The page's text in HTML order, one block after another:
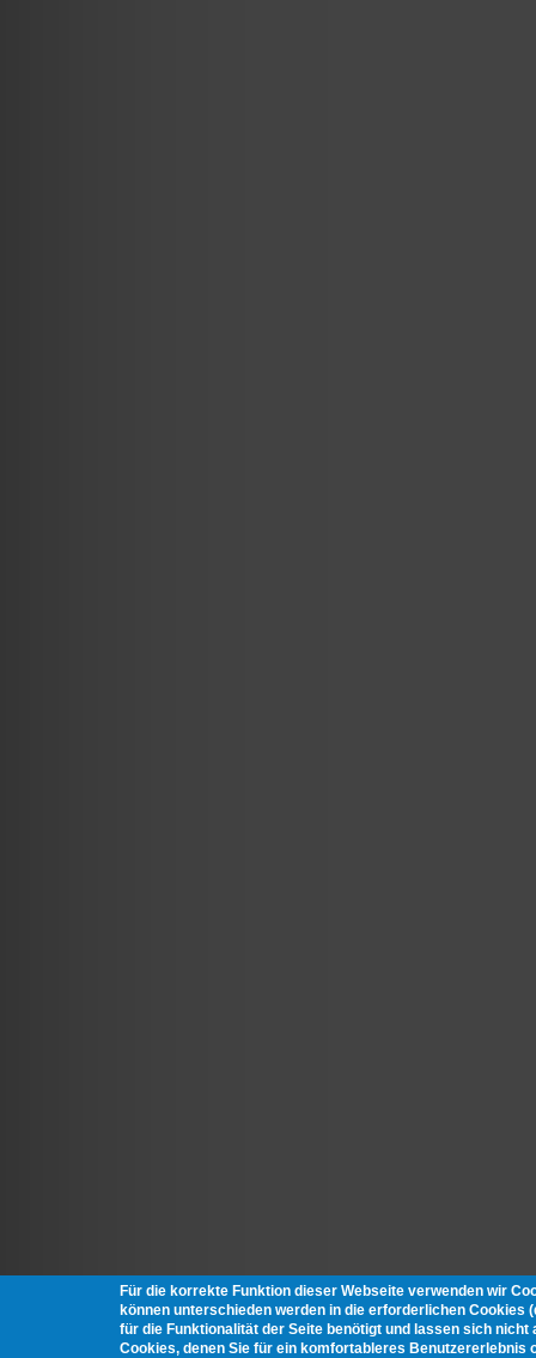
Für die korrekte Funktion dieser Webseite verwenden wir
können unterschieden werden in die erforderlichen Cookies
für die Funktionalität der Seite benötigt und lassen sich nicht
Cookies, denen Sie für ein komfortableres Benutzererlebnis